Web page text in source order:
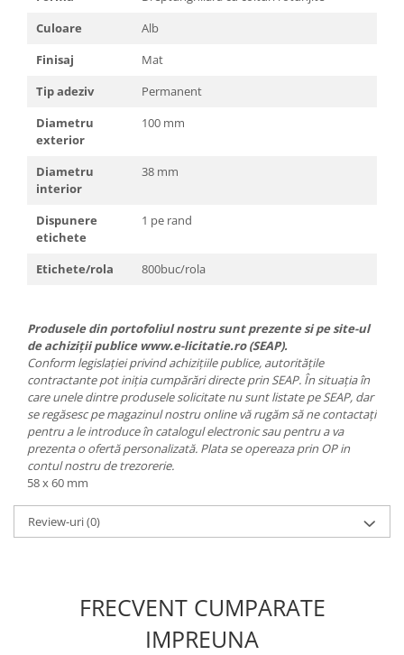
Culoare
Alb
Finisaj
Mat
Tip adeziv
Permanent
Diametru
exterior
100 mm
Diametru
interior
38 mm
Dispunere
etichete
1 pe rand
Etichete/rola 800buc/rola
Produsele din portofoliul nostru sunt prezente si pe site-ul
de achiziții publice www.e-licitatie.ro (SEAP).
Conform legislației privind achizițiile publice, autoritățile
contractante pot iniția cumpărări directe prin SEAP. În situația în
care unele dintre produsele solicitate nu sunt listate pe SEAP, dar
se regăsesc pe magazinul nostru online vă rugăm să ne contactați
pentru a le introduce în catalogul electronic sau pentru a va
prezenta o ofertă personalizată. Plata se opereaza prin OP in
contul nostru de trezorerie.
58 x 60 mm
Review-uri(0)
FRECVENT CUMPARATE
IMPREUNA